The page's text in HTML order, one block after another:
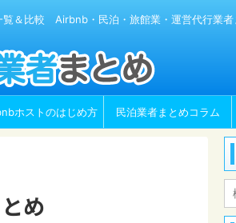
覧＆比較 Airbnb・民泊・旅館業・運営代行業者
ホストのはじめ方 民泊業者まとめコラム
め